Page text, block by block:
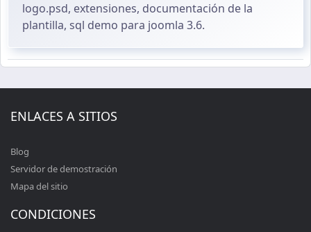
logo.psd, extensiones, documentación de la
plantilla, sql demo para joomla 3.6.
ENLACES A SITIOS
Blog
Servidor de demostración
Mapa del sitio
CONDICIONES